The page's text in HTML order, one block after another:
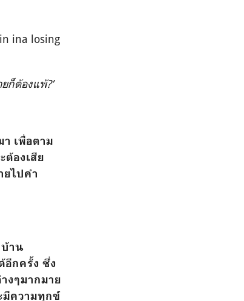
ina losing
ยก็ต้องแพ้?’
เพื่อตาม
ต้องเสีย
ยไปคำ
าน
อีกครั้ง ซึ่ง
งๆมากมาย
มีความทุกข์